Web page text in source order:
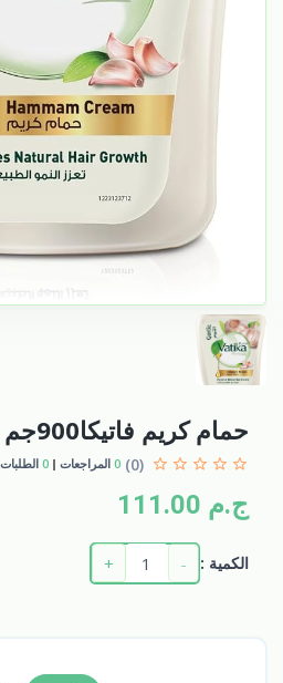
حمام كريم فاتيكا900جم بالثووم ابيض
(0)
0 المراجعات 0 الطلبات
ج.م 111.00
الكمية : -
+